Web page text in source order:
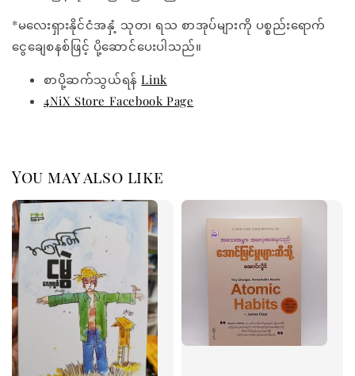
*မလေးရှားနိုင်ငံအနှံ့ သုတ၊ ရသ စာအုပ်များကို ပစ္စည်းရောက်
ငွေချေစနစ်ဖြင့် ပို့ဆောင်ပေးပါသည်။
စာပို့ဆက်သွယ်ရန်Link
4NiX Store Facebook Page
You may also like